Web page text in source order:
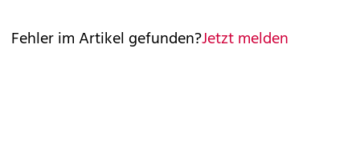
Fehler im Artikel gefunden?Jetzt melden